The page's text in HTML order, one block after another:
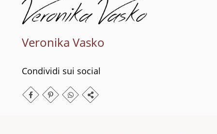
Veronika Vasko
Condividi sui social